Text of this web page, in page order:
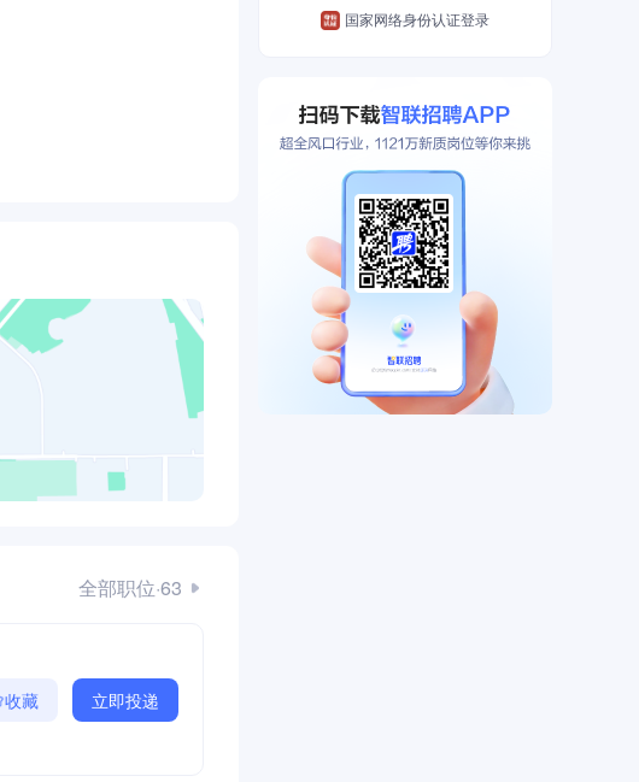
全部职位·63
收藏 立即投递
国家网络身份认证登录